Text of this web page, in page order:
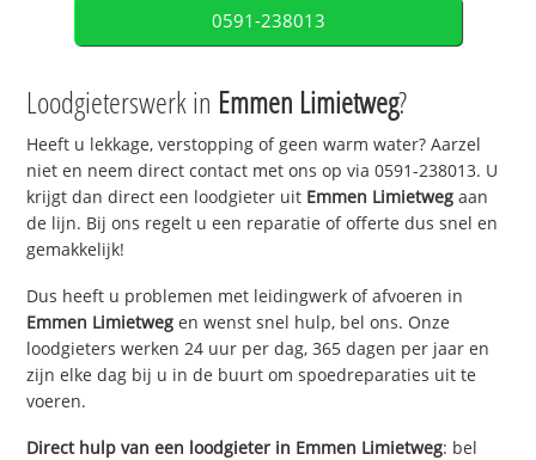
0591-238013
Loodgieterswerk in Emmen Limietweg?
Heeft u lekkage, verstopping of geen warm water? Aarzel
niet en neem direct contact met ons op via 0591-238013. U
krijgt dan direct een loodgieter uit Emmen Limietweg aan
de lijn. Bij ons regelt u een reparatie of offerte dus snel en
gemakkelijk!
Dus heeft u problemen met leidingwerk of afvoeren in
Emmen Limietweg en wenst snel hulp, bel ons. Onze
loodgieters werken 24 uur per dag, 365 dagen per jaar en
zijn elke dag bij u in de buurt om spoedreparaties uit te
voeren.
Direct hulp van een loodgieter in Emmen Limietweg: bel